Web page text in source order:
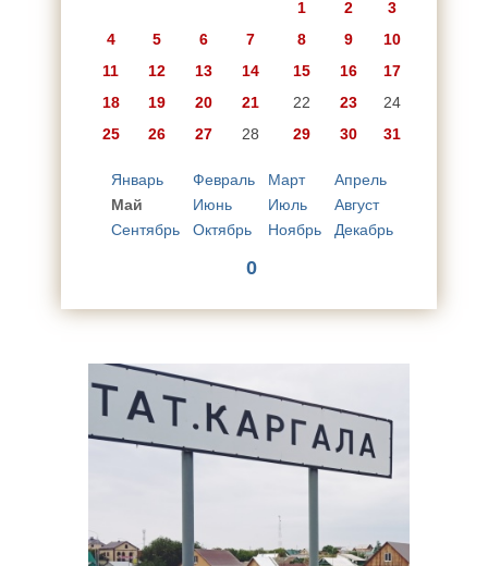
1 2
3
4
5 6 7 8 9
10
11
12 13 14 15 16
17
18
19 20 21 22 23
24
25
26 27 28 29 30 31
Январь Февраль Март
Апрель
Май
Июнь Июль
Август
Сентябрь
Октябрь Ноябрь Декабрь
0